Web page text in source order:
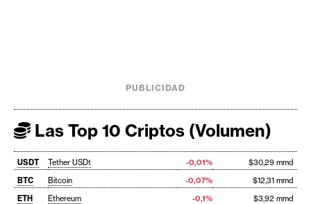
PUBLICIDAD
Las Top 10 Criptos (Volumen)
USDT Tether USDt -0,01%
$30,29 mmd
BTC
Bitcoin -0,07%
$12,31 mmd
ETH
Ethereum -0,1%
$3,92 mmd